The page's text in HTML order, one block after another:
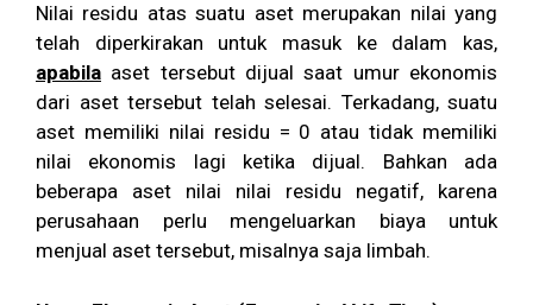
Nilai residu atas suatu aset merupakan nilai yang
telah diperkirakan untuk masuk ke dalam kas,
apabila aset tersebut dijual saat umur ekonomis
dari aset tersebut telah selesai. Terkadang, suatu
aset memiliki nilai residu = 0 atau tidak memiliki
nilai ekonomis lagi ketika dijual. Bahkan ada
beberapa aset nilai nilai residu negatif, karena
perusahaan perlu mengeluarkan biaya untuk
menjual aset tersebut, misalnya saja limbah.